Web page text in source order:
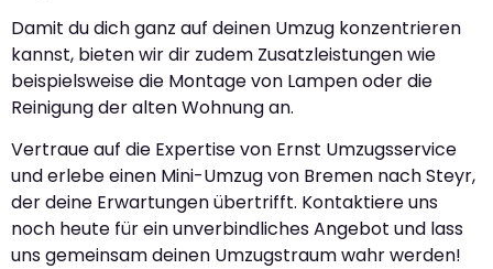
Damit du dich ganz auf deinen Umzug konzentrieren
kannst, bieten wir dir zudem Zusatzleistungen wie
beispielsweise die Montage von Lampen oder die
Reinigung der alten Wohnung an.
Vertraue auf die Expertise von Ernst Umzugsservice
und erlebe einen Mini-Umzug von Bremen nach Steyr,
der deine Erwartungen übertrifft. Kontaktiere uns
noch heute für ein unverbindliches Angebot und lass
uns gemeinsam deinen Umzugstraum wahr werden!